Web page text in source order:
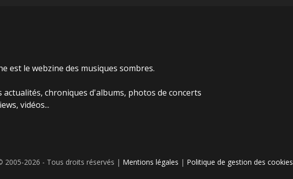
est le webzine des musiques sombres.
chroniques d'albums, photos de concerts
vidéos...
2005-2026 - Tous droits réservés | Mentions légales | Politique de gestion des cookies